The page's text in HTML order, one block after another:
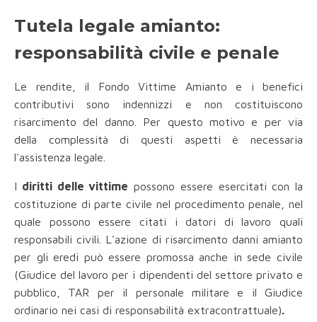
Tutela legale amianto:
responsabilità civile e penale
Le rendite, il Fondo Vittime Amianto e i benefici
contributivi sono indennizzi e non costituiscono
risarcimento del danno. Per questo motivo e per via
della complessità di questi aspetti è necessaria
l'assistenza legale.
I diritti delle vittime possono essere esercitati con la
costituzione di parte civile nel procedimento penale, nel
quale possono essere citati i datori di lavoro quali
responsabili civili. L'azione di risarcimento danni amianto
per gli eredi può essere promossa anche in sede civile
(Giudice del lavoro per i dipendenti del settore privato e
pubblico, TAR per il personale militare e il Giudice
ordinario nei casi di responsabilità extracontrattuale).